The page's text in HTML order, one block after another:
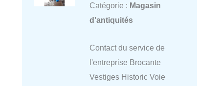
Catégorie : Magasin
d'antiquités
Contact du service de
l'entreprise Brocante
Vestiges Historic Voie